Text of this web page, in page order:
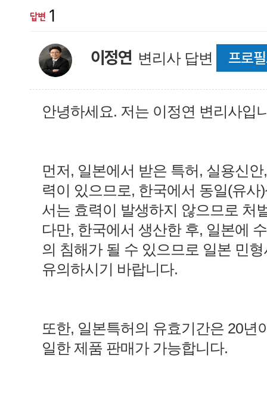
1
이정연 변리사 답변 프로
안녕하세요. 저는 이정연 변리사입
먼저, 일본에서 받은 특허, 실용신
력이 있으므로, 한국에서 동일(유
서는 효력이 발생하지 않으므로 처
다만, 한국에서 생산한 후, 일본에
의 침해가 될 수 있으므로 일본 민
유의하시기 바랍니다.
또한, 일본특허의 유효기간은 20년
일한 제품 판매가 가능합니다.